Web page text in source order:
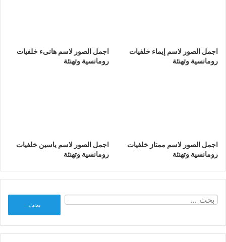
اجمل الصور لاسم إيماء خلفيات
رومانسية وتهنئة
اجمل الصور لاسم هانىء خلفيات
رومانسية وتهنئة
اجمل الصور لاسم ممتاز خلفيات
رومانسية وتهنئة
اجمل الصور لاسم ياسين خلفيات
رومانسية وتهنئة